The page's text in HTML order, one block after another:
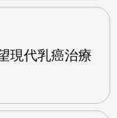
現代乳癌治療